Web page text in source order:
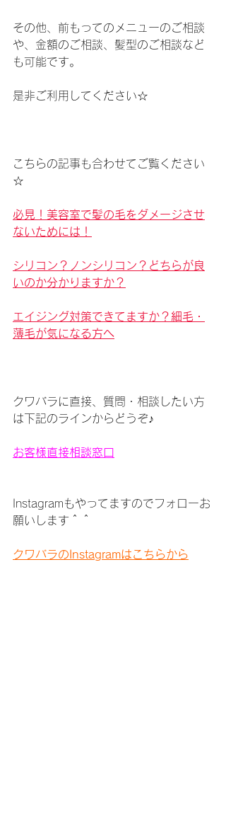
その他、前もってのメニューのご相談
や、金額のご相談、髪型のご相談など
も可能です。
是非ご利用してください☆
こちらの記事も合わせてご覧ください
☆
必見！美容室で髪の毛をダメージさせ
ないためには！
シリコン？ノンシリコン？どちらが良
いのか分かりますか？
エイジング対策できてますか？細毛・
薄毛が気になる方へ
クワバラに直接、質問・相談したい方
は下記のラインからどうぞ♪
お客様直接相談窓口
Instagramもやってますのでフォローお
願いします＾＾
クワバラのInstagramはこちらから